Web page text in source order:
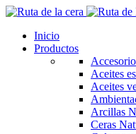
Inicio
Productos
Aceites
Aceites
Arcillas
Ceras